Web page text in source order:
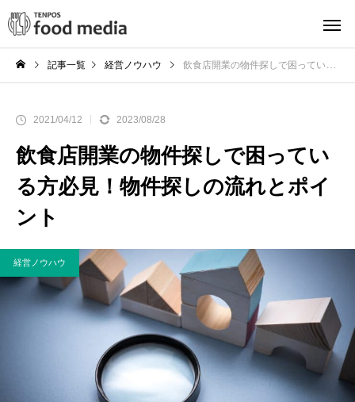
記事一覧 経営ノウハウ 飲食店開業の物件探しで困っている方必見！物件探しの流れとポイント
2021/04/12 2023/08/28
飲食店開業の物件探しで困ってい
る方必見！物件探しの流れとポイ
ント
経営ノウハウ